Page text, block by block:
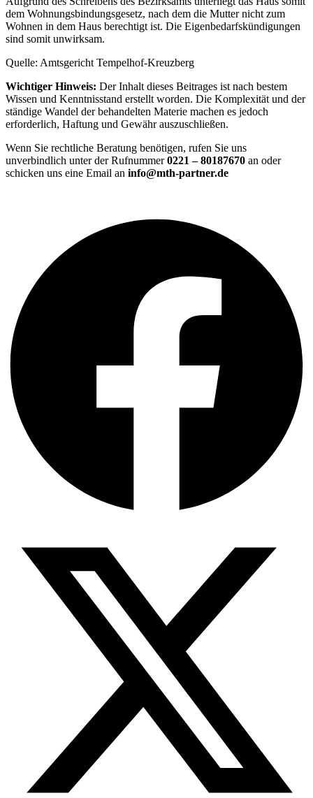
dem Wohnungsbindungsgesetz, nach dem die Mutter nicht zum
Wohnen in dem Haus berechtigt ist. Die Eigenbedarfskündigungen
sind somit unwirksam.
Quelle: Amtsgericht Tempelhof-Kreuzberg
Wichtiger Hinweis: Der Inhalt dieses Beitrages ist nach bestem
Wissen und Kenntnisstand erstellt worden. Die Komplexität und der
ständige Wandel der behandelten Materie machen es jedoch
erforderlich, Haftung und Gewähr auszuschließen.
Wenn Sie rechtliche Beratung benötigen, rufen Sie uns
unverbindlich unter der Rufnummer0221 – 80187670 an oder
schicken uns eine Email an info@mth-partner.de